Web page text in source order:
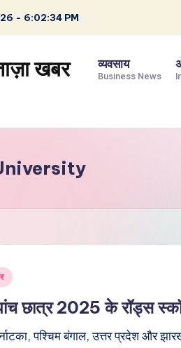
- 6:02:34 PM
खबर व्यवसाय
Business News
छात्र 2025 के रॉड्स
पश्चिम बंगाल, उत्तर प्रदेश और